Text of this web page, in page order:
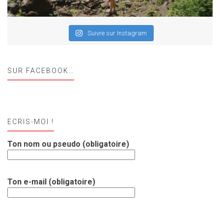
Suivre sur Instagram
SUR FACEBOOK…
ECRIS-MOI !
Ton nom ou pseudo (obligatoire)
Ton e-mail (obligatoire)